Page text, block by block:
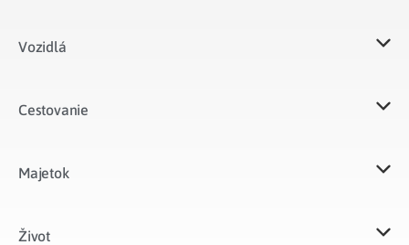
Vozidlá​
Cestovanie
Majetok​
Život​